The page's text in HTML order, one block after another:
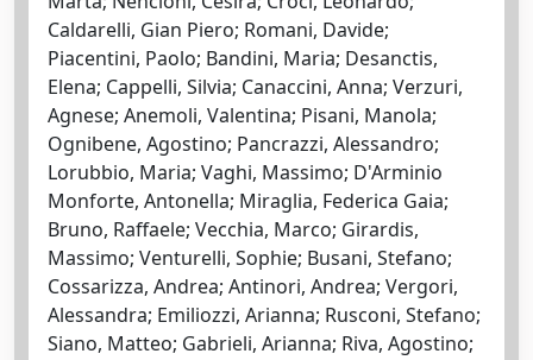
Caldarelli, Gian Piero; Romani, Davide;
Piacentini, Paolo; Bandini, Maria; Desanctis,
Elena; Cappelli, Silvia; Canaccini, Anna; Verzuri,
Agnese; Anemoli, Valentina; Pisani, Manola;
Ognibene, Agostino; Pancrazzi, Alessandro;
Lorubbio, Maria; Vaghi, Massimo; D'Arminio
Monforte, Antonella; Miraglia, Federica Gaia;
Bruno, Raffaele; Vecchia, Marco; Girardis,
Massimo; Venturelli, Sophie; Busani, Stefano;
Cossarizza, Andrea; Antinori, Andrea; Vergori,
Alessandra; Emiliozzi, Arianna; Rusconi, Stefano;
Siano, Matteo; Gabrieli, Arianna; Riva, Agostino;